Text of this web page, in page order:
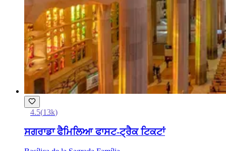
4.5(13k)
ਸਗਰਾਡਾ ਫੈਮਿਲਿਆ ਫਾਸਟ-ਟ੍ਰੈਕ ਟਿਕਟਾਂ